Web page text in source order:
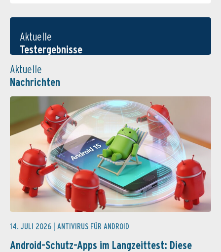
Aktuelle
Testergebnisse
Aktuelle
Nachrichten
14. JULI 2026 | ANTIVIRUS FÜR ANDROID
Android-Schutz-Apps im Langzeittest: Diese